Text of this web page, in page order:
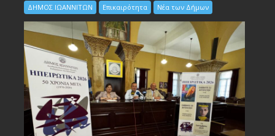
ΔΗΜΟΣ ΙΩΑΝΝΙΤΩΝ Επικαιρότητα Νέα των Δήμων